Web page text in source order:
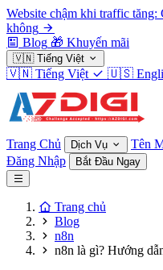
Website chậm khi traffic tăng:
không
Blog 🎁 Khuyến mãi
🇻🇳 Tiếng Việt
🇻🇳 Tiếng Việt 🇺🇸
Trang Chủ Dịch Vụ Tên
Đăng Nhập Bắt Đầu Ngay
Trang chủ
Blog
n8n
n8n là gì? Hướng